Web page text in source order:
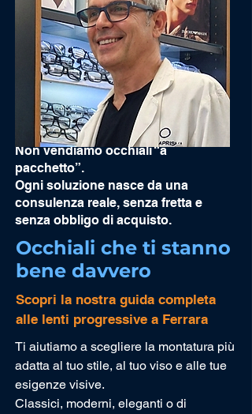
Occhiali che ti stanno
bene davvero
Non vendiamo occhiali “a
pacchetto”.
Ogni soluzione nasce da una
consulenza reale, senza fretta e
senza obbligo di acquisto.
Scopri la nostra guida completa
alle lenti progressive a Ferrara
Ti aiutiamo a scegliere la montatura più
adatta al tuo stile, al tuo viso e alle tue
esigenze visive.
Classici, moderni, eleganti o di